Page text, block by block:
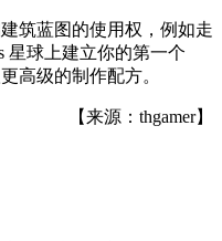
筑蓝图的使用权，例如走
星球上建立你的第一个
高级的制作配方。
【来源：thgamer】